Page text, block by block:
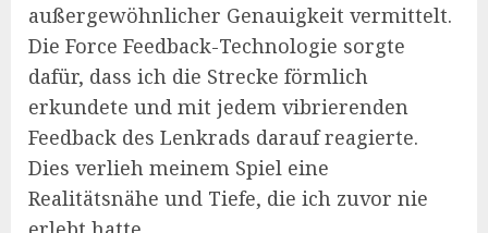
außergewöhnlicher Genauigkeit vermittelt.
Die Force Feedback-Technologie sorgte
dafür, dass ich die Strecke förmlich
erkundete und mit jedem vibrierenden
Feedback des Lenkrads darauf reagierte.
Dies verlieh meinem Spiel eine
Realitätsnähe und Tiefe, die ich zuvor nie